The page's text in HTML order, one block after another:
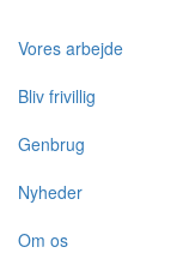
Vores arbejde
Bliv frivillig
Genbrug
Nyheder
Om os